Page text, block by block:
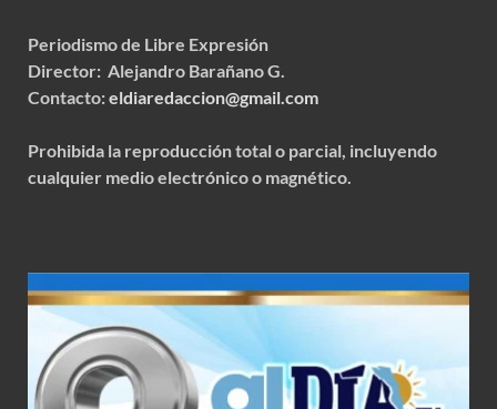
Periodismo de Libre Expresión
Director: Alejandro Barañano G.
Contacto:eldiaredaccion@gmail.com
Prohibida la reproducción total o parcial, incluyendo
cualquier medio electrónico o magnético.